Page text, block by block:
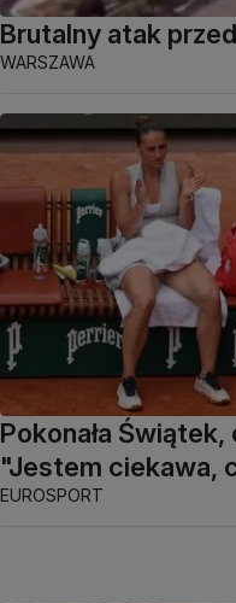
Brutalny atak
WARSZAWA
Pokonała
"Jestem ciekawa,
EUROSPORT